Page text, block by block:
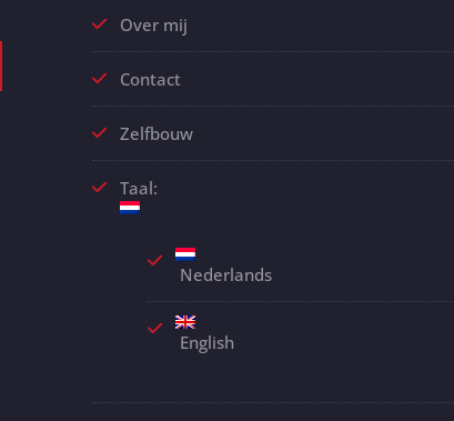
Over mij
Contact
Zelfbouw
Taal:
Nederlands
English